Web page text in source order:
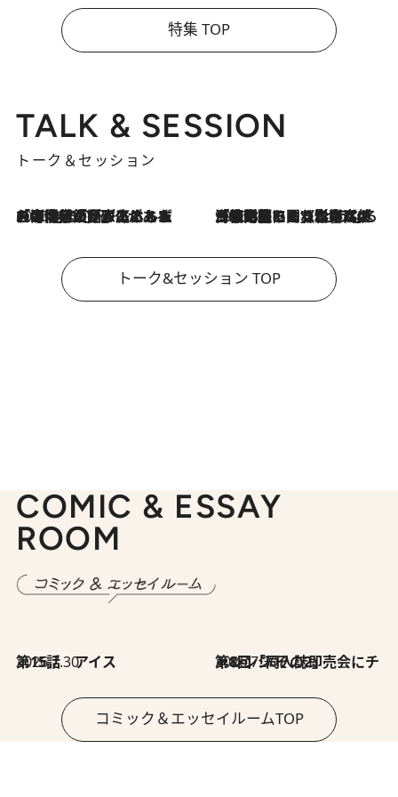
特集 TOP
TALK & SESSION
トーク＆セッション
2026.8.3
「今後値上げがあるとすれば…」「リスクがあるのは今年の冬」エネルギー専門家が語る、ホルムズ海峡封鎖が家庭にもたらす“ある心配” 2026.8.3
「住宅建てられない…」「サーチャージ料の高値が続いている」ホルムズ海峡封鎖による影響はいつまで続く？《エネルギー専門家に聞く“どうなる日本の暮らし”》
トーク&セッション TOP
COMIC & ESSAY
ROOM
2026.7.30
第15話 アイス 2026.7.30
第8回「同人誌即売会にチャレンジ その2」
コミック＆エッセイルームTOP